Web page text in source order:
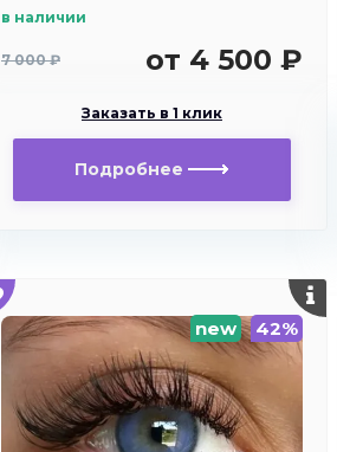
дальнозоркости и
близорукости
в наличии
7 000 ₽ от 4 500 ₽
Заказать в 1 клик
Подробнее
new 42%